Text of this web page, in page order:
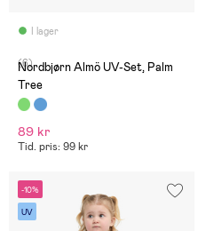
I lager
(6)
Nordbjørn Almö UV-Set, Palm
Tree
89 kr
Tid. pris: 99 kr
-10%
UV